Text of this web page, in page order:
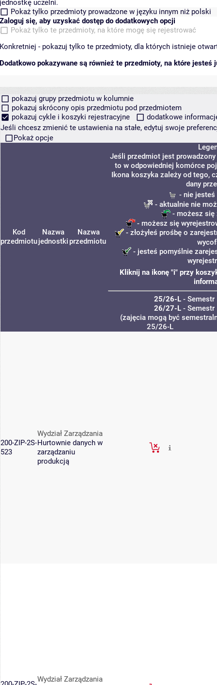
jednostkę uczelni.
Pokaż tylko przedmioty prowadzone w języku innym niż polski
Zaloguj się, aby uzyskać dostęp do dodatkowych opcji
Pokaż tylko te przedmioty, na które mogę się rejestrować
Konkretniej - pokazuj tylko te przedmioty, dla których istnieje
Dodatkowo pokazywane są również te przedmioty, na które jesteś
pokazuj grupy przedmiotu w kolumnie
pokazuj skrócony opis przedmiotu pod przedmiotem
pokazuj cykle i koszyki rejestracyjne
dodatkowe
Jeśli chcesz zmienić te ustawienia na stałe, edytuj swoje
Pokaż opcje
Kod
przedmiotu
Nazwa
jednostki
Nazwa
przedmiotu
Jeśli przedmiot jest
to w odpowiedniej komórce
Ikona koszyka zależy od tego,
dany
- nie
- aktualnie nie
- możesz się
- możesz się
- złożyłeś prośbę o
- jesteś pomyślnie
Kliknij na ikonę "i" przy
25/26-L- Semestr
26/27-L- Semestr
(zajęcia mogą być
25/26-L
200-ZIP-2S-
523
Wydział Zarządzania
Hurtownie danych w
zarządzaniu
produkcją
Wydział Zarządzania